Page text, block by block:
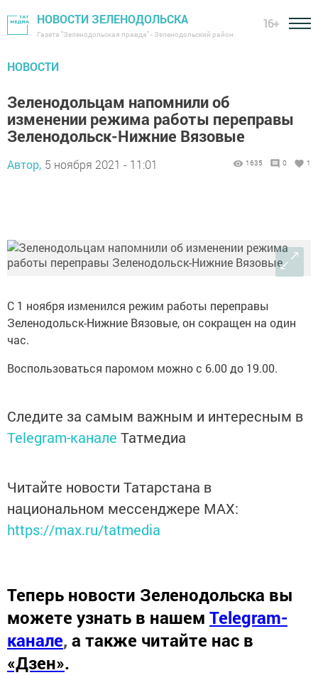
НОВОСТИ ЗЕЛЕНОДОЛЬСКА
Газета "Зеленодольская правда" - Зеленодольский район
16+
НОВОСТИ
Зеленодольцам напомнили об
изменении режима работы переправы
Зеленодольск-Нижние Вязовые
Автор, 5 ноября 2021 - 11:01 1635 0 1
С 1 ноября изменился режим работы переправы
Зеленодольск-Нижние Вязовые, он сокращен на один
час.
Воспользоваться паромом можно с 6.00 до 19.00.
Следите за самым важным и интересным в
Telegram-канале Татмедиа
Читайте новости Татарстана в
национальном мессенджере MАХ:
https://max.ru/tatmedia
Теперь новости Зеленодольска вы
можете узнать в нашем Telegram-
канале, а также читайте нас в
«Дзен».